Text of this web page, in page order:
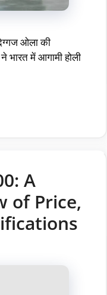
ओला की
भारत में आगामी होली
A
of Price,